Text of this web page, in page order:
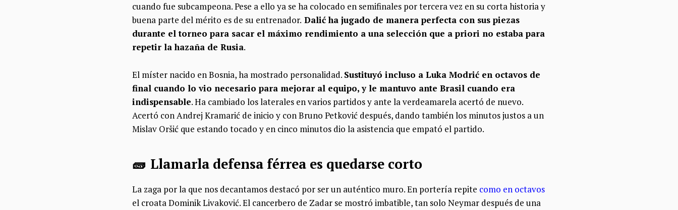
cuando fue subcampeona. Pese a ello ya se ha colocado en semifinales por tercera vez en su corta historia y
buena parte del mérito es de su entrenador. Dalić ha jugado de manera perfecta con sus piezas
durante el torneo para sacar el máximo rendimiento a una selección que a priori no estaba para
repetir la hazaña de Rusia.
El míster nacido en Bosnia, ha mostrado personalidad. Sustituyó incluso a Luka Modrić en octavos de
final cuando lo vio necesario para mejorar al equipo, y le mantuvo ante Brasil cuando era
indispensable. Ha cambiado los laterales en varios partidos y ante la verdeamarela acertó de nuevo.
Acertó con Andrej Kramarić de inicio y con Bruno Petković después, dando también los minutos justos a un
Mislav Oršić que estando tocado y en cinco minutos dio la asistencia que empató el partido.
🧱 Llamarla defensa férrea es quedarse corto
La zaga por la que nos decantamos destacó por ser un auténtico muro. En portería repite como en octavos
el croata Dominik Livaković. El cancerbero de Zadar se mostró imbatible, tan solo Neymar después de una